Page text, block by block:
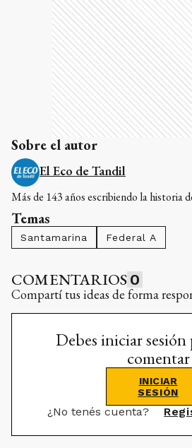
Sobre el autor
El Eco de Tandil
Más de 143 años escribiendo la historia
Temas
Santamarina Federal A
COMENTARIOS 0
Compartí tus ideas de forma
Debes iniciar sesión
comentar
INICIAR
SESIÓN
¿No tenés cuenta?